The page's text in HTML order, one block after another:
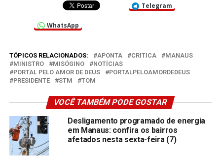
Telegram
WhatsApp
TÓPICOS RELACIONADOS: APONTA CRITICA
MANAUS
MINISTRO
MISÓGINO
NOTÍCIAS
PORTAL PELO AMOR DE DEUS
PORTALPELOAMORDEDEUS
PRESIDENTE
STM TOM
VOCÊ TAMBÉM PODE GOSTAR
Desligamento programado de energia
em Manaus: confira os bairros
afetados nesta sexta-feira (7)